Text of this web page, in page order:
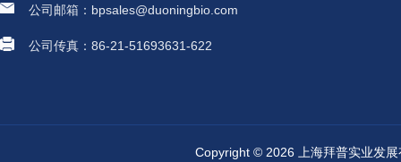
公司邮箱：bpsales@duoningbio.com
公司传真：86-21-51693631-622
Copyright © 2026 上海拜普实业发